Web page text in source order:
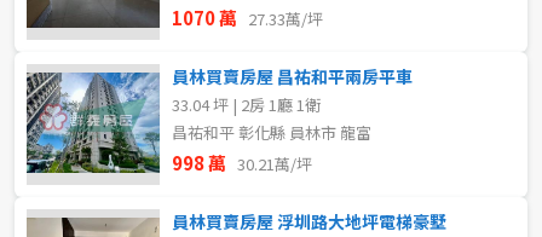
1070 萬 27.33萬/坪
員林買賣房屋 昌祐和平兩房平車
33.04 坪 | 2房 1廳 1衛
昌祐和平 彰化縣 員林市 龍富
998 萬 30.21萬/坪
員林買賣房屋 浮圳路大地坪電梯豪墅